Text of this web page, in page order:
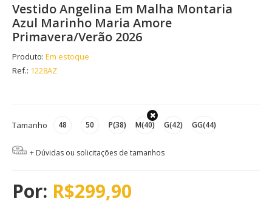
Vestido Angelina Em Malha Montaria
Azul Marinho Maria Amore
Primavera/Verão 2026
Produto: Em estoque
Ref.: 1228AZ
Tamanho 48 50 P(38) M(40) G(42) GG(44)
+ Dúvidas ou solicitações de tamanhos
R$299,90